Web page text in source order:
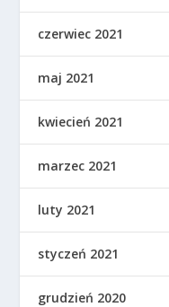
czerwiec 2021
maj 2021
kwiecień 2021
marzec 2021
luty 2021
styczeń 2021
grudzień 2020